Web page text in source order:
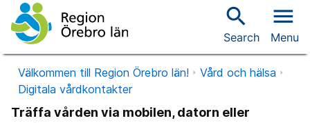
search
Search
menu
Menu
Välkommen till Region Örebro län!
Vård och hälsa
Digitala vårdkontakter
Träffa vården via mobilen, datorn eller